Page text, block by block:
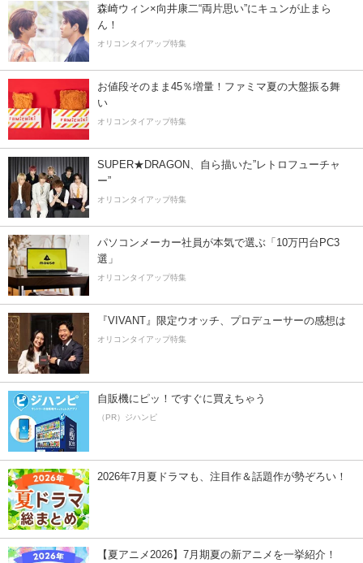
森崎ウィン×向井康二“両片思い”にキュンが止まら
ん！
オリコンタイアップ特集
お値段そのまま45％増量！ファミマ夏の大盤振る舞
い
オリコンタイアップ特集
SUPER★DRAGON、自ら描いた”レトロフューチャ
ー”
オリコンタイアップ特集
パソコンメーカー社員が本気で選ぶ「10万円台PC3
選」
オリコンタイアップ特集
『VIVANT』限定ウオッチ、プロデューサーの感想は
オリコンタイアップ特集
自販機にピッ！ですぐに買えちゃう
（PR）ジハンピ
2026年7月夏ドラマも、注目作＆話題作が勢ぞろい！
【夏アニメ2026】7月期夏の新アニメを一挙紹介！